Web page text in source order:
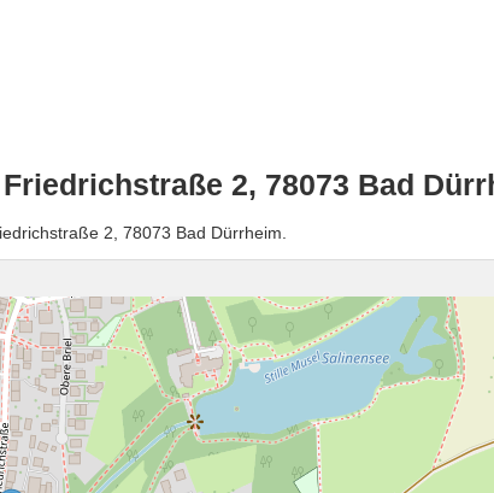
2, 78073 Bad
2, 78073 Bad Dürrheim.